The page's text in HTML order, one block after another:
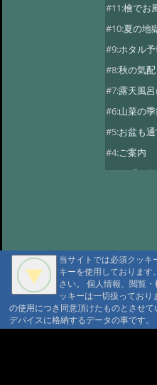
#11:檜でお
#10:夏の地
#9:ホタル
#8:秋の気配
#7:露天風
#6:山菜の
#5:お盆も
#4:ご案内
#3:みず ネ
当サイトでは必須クッ
キーを使用しておりま
さい。 個人情報、閲覧
ッキーは一切扱ってお
の使用につき同意頂けたものとさせ
デバイスに格納するデータの事です。